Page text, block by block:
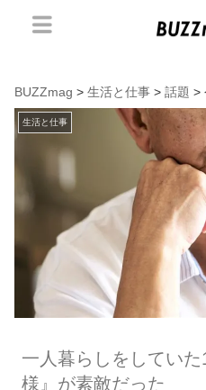
BUZZmag > 生活と仕事 > 話題 >
生活と仕事
一人暮らしをしてい
様』が素敵だった